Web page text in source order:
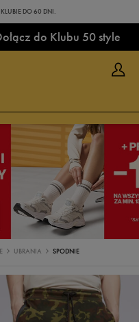
DO 60 DNI.
do Klubu 50 style
UBRANIA SPODNIE